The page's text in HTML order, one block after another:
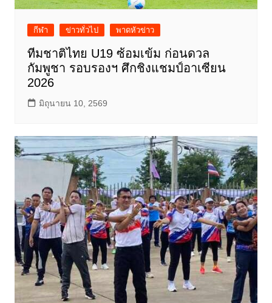
กีฬา ข่าวทั่วไป พาดหัวข่าว
ทีมชาติไทย U19 ซ้อมเข้ม ก่อนดวล
กัมพูชา รอบรองฯ ศึกชิงแชมป์อาเซียน
2026
มิถุนายน 10, 2569